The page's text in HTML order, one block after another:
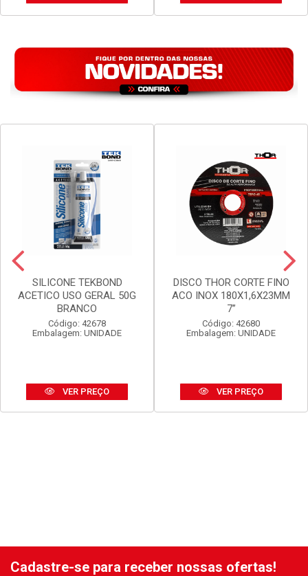
SILICONE TEKBOND
ACETICO USO GERAL 50G
BRANCO
Código: 42678
Embalagem: UNIDADE
VER PREÇO
DISCO THOR CORTE FINO
ACO INOX 180X1,6X23MM
7”
Código: 42680
Embalagem: UNIDADE
VER PREÇO
Cadastre-se para receber nossas ofertas!